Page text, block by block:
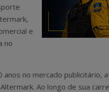
e
no
no mercado publicitário,
Ao longo de sua